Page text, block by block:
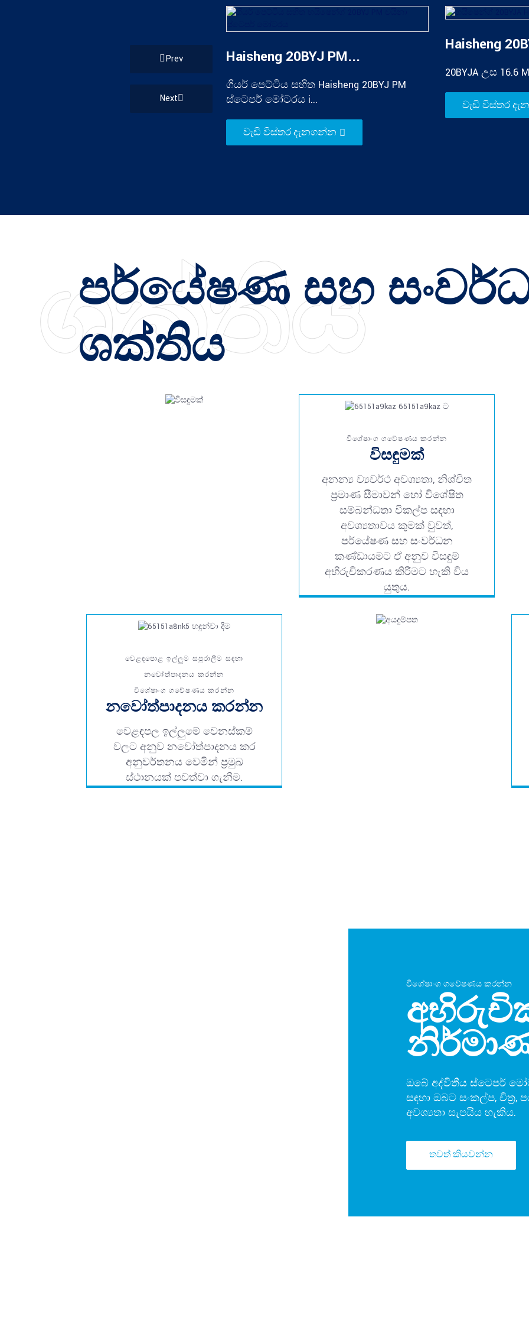
Haisheng 20BYJ PM...
ගියර් පෙට්ටිය සහිත Haisheng 20BYJ PM
ස්ටෙපර් මෝටරය i...
වැඩි විස්තර දැනගන්න
Haisheng
20BYJA උස
වැඩි විස්තර
පර්යේෂණ සහ
ශක්තිය
ශක්තිය
විශේෂාංග ගවේෂණය කරන්න
විසඳුමක්
අනන්‍ය ව්‍යවර්ථ අවශ්‍යතා, නිශ්චිත
ප්‍රමාණ සීමාවන් හෝ විශේෂිත
සම්බන්ධතා විකල්ප සඳහා
අවශ්‍යතාවය කුමක් වුවත්,
පර්යේෂණ සහ සංවර්ධන
කණ්ඩායමට ඒ අනුව විසඳුම්
අභිරුචිකරණය කිරීමට හැකි විය
යුතුය.
වෙළඳපොළ ඉල්ලුම සපුරාලීම සඳහා
නවෝත්පාදනය කරන්න
විශේෂාංග ගවේෂණය කරන්න
නවෝත්පාදනය කරන්න
වෙළඳපල ඉල්ලුමේ වෙනස්කම්
වලට අනුව නවෝත්පාදනය කර
අනුවර්තනය වෙමින් ප්‍රමුඛ
ස්ථානයක් පවත්වා ගැනීම.
විශේෂාංග ගවේෂණය කරන්න
ඔබේ අද්විතීය ස්ටෙපර්
සඳහා ඔබට සංකල්ප,
අවශ්‍යතා සැපයිය හැකිය.
තවත් කියවන්න